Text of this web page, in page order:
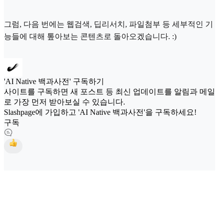
그럼, 다음 번에는 웹검색, 딥리서치, 파일첨부 등 세부적인 기
능들에 대해 톺아보는 콘텐츠로 돌아오겠습니다. :)
'AI Native 백과사전' 구독하기
사이트를 구독하면 새 포스트 등 최신 업데이트를 알림과 메일
로 가장 먼저 받아보실 수 있습니다.
Slashpage에 가입하고 'AI Native 백과사전'을 구독하세요!
구독